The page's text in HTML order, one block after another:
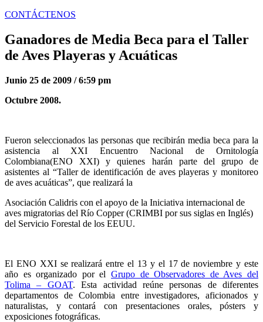
CONTÁCTENOS
Ganadores de Media Beca para el Taller
de Aves Playeras y Acuáticas
Junio 25 de 2009 / 6:59 pm
Octubre 2008.
Fueron seleccionados las personas que recibirán media beca para la
asistencia al XXI Encuentro Nacional de Ornitología
Colombiana(ENO XXI) y quienes harán parte del grupo de
asistentes al “Taller de identificación de aves playeras y monitoreo
de aves acuáticas”, que realizará la
Asociación Calidris con el apoyo de la Iniciativa internacional de
aves migratorias del Río Copper (CRIMBI por sus siglas en Inglés)
del Servicio Forestal de los EEUU.
El ENO XXI se realizará entre el 13 y el 17 de noviembre y este
año es organizado por el Grupo de Observadores de Aves del
Tolima – GOAT. Esta actividad reúne personas de diferentes
departamentos de Colombia entre investigadores, aficionados y
naturalistas, y contará con presentaciones orales, pósters y
exposiciones fotográficas.